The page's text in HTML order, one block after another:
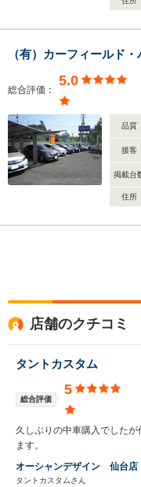
（有）カーフィールド・
総合評価：
5.0
品質
接客
掲載台
住所
店舗のクチコミ
タントカスタム
総合評価
5
久しぶりの中車購入でした
ます。
オーシャンデザイン 仙台店
タントカスタムさん